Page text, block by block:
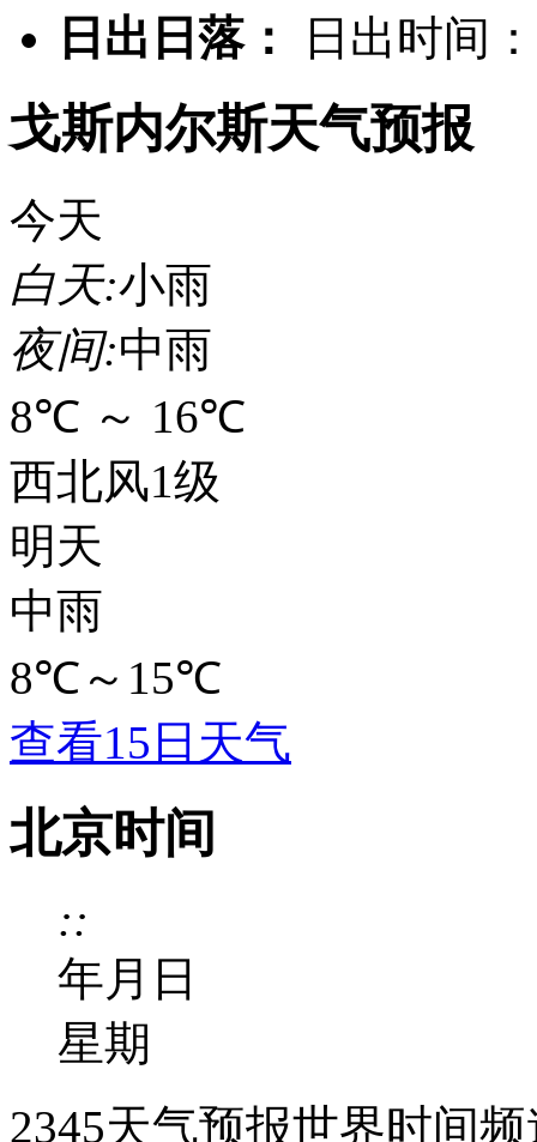
日出日落：
日出时间
戈斯内尔斯天气预报
今天
白天:小雨
夜间:中雨
8℃ ～ 16℃
西北风1级
明天
中雨
8℃ ～ 15℃
查看15日天气
北京时间
::
年 月 日
星期
2345天气预报世界时间